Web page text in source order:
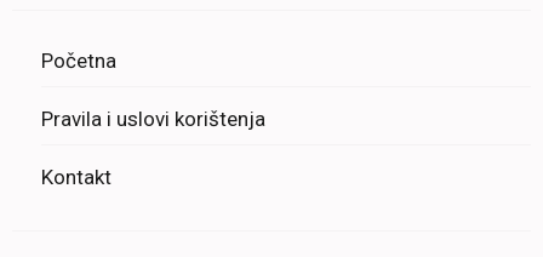
Početna
Pravila i uslovi korištenja
Kontakt